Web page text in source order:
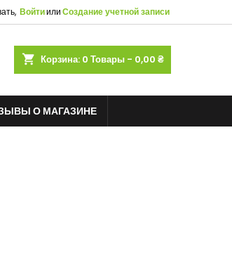
ВойтиилиСоздание учетной записи
shopping_cart Корзина: 0 Товары - 0,00 ₴
О МАГАЗИНЕ